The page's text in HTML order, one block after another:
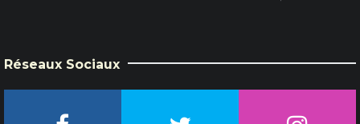
Réseaux Sociaux